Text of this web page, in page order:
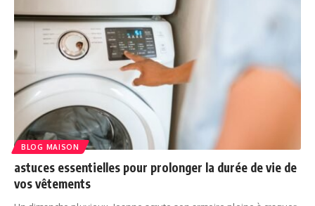
BLOG MAISON
astuces essentielles pour prolonger la durée de vie de
vos vêtements